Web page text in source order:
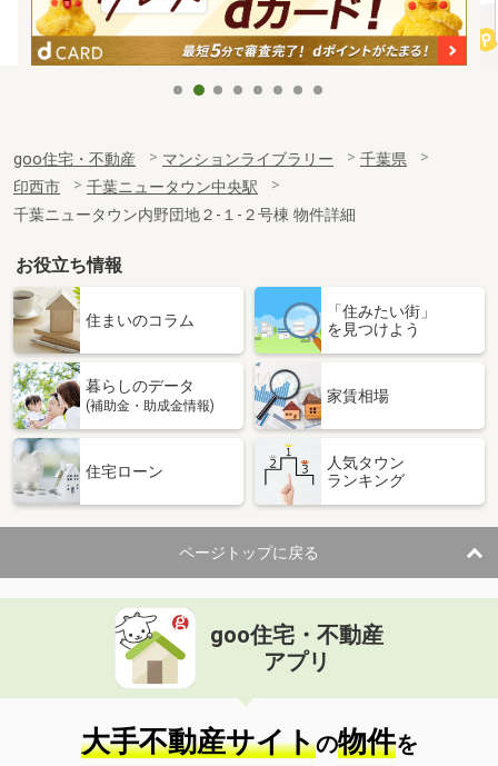
goo住宅・不動産 マンションライブラリー
千葉県
印西市
千葉ニュータウン中央駅
千葉ニュータウン内野団地２-１-２号棟 物件詳細
お役立ち情報
住まいのコラム
「住みたい街」
を見つけよう
暮らしのデータ
(補助金・助成金情報)
家賃相場
住宅ローン
人気タウン
ランキング
ページトップに戻る
goo住宅・不動産
アプリ
大手不動産サイトの物件を